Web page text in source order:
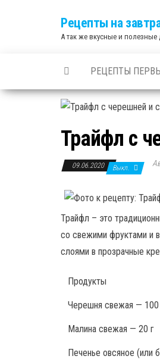
Рецепты на
А так же вкусные и полезные
РЕЦЕПТЫ
Трайфл с
09.06.2020 Выкл.
Трайфл – это
со свежими фруктами и
слоями в прозрачные
Продукты
Черешня свежая — 100
Малина свежая — 20 г
Печенье овсяное (или